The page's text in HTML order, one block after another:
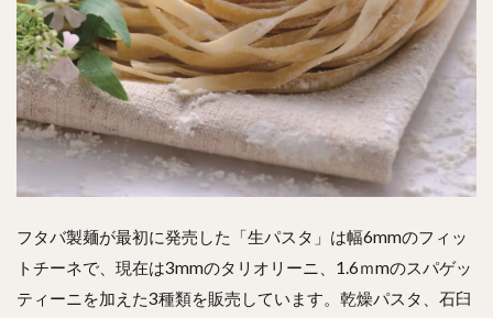
フタバ製麺が最初に発売した「生パスタ」は幅6mmのフィッ
トチーネで、現在は3mmのタリオリーニ、1.6ｍmのスパゲッ
ティーニを加えた3種類を販売しています。乾燥パスタ、石臼